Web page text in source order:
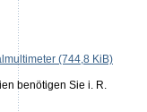
(744,8 KiB)
benötigen Sie i. R.